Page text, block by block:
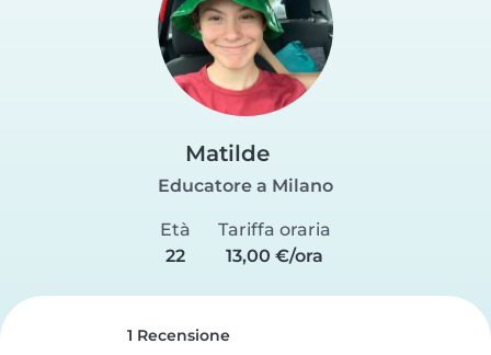
Matilde
Educatore a Milano
Età
22
Tariffa oraria
13,00 €/ora
1 Recensione